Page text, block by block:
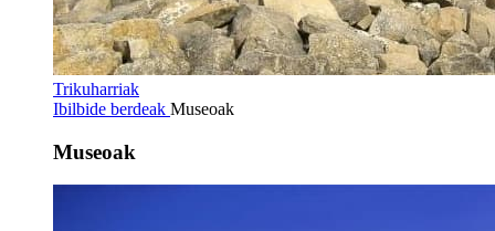
Trikuharriak
Ibilbide berdeak Museoak
Museoak